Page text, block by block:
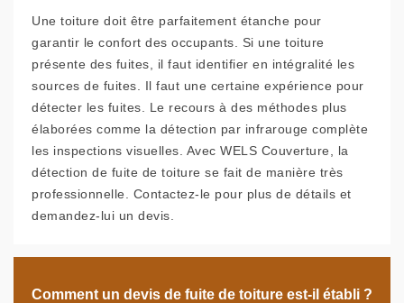
Une toiture doit être parfaitement étanche pour
garantir le confort des occupants. Si une toiture
présente des fuites, il faut identifier en intégralité les
sources de fuites. Il faut une certaine expérience pour
détecter les fuites. Le recours à des méthodes plus
élaborées comme la détection par infrarouge complète
les inspections visuelles. Avec WELS Couverture, la
détection de fuite de toiture se fait de manière très
professionnelle. Contactez-le pour plus de détails et
demandez-lui un devis.
Comment un devis de fuite de toiture est-il établi ?